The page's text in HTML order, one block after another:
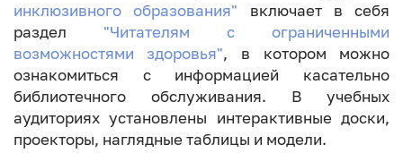
инклюзивного образования" включает в себя
раздел "Читателям с ограниченными
возможностями здоровья", в котором можно
ознакомиться с информацией касательно
библиотечного обслуживания. В учебных
аудиториях установлены интерактивные доски,
проекторы, наглядные таблицы и модели.